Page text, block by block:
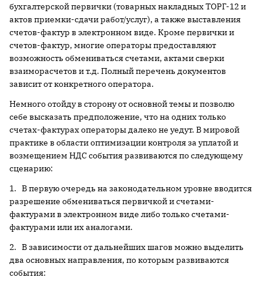
бухгалтерской первички (товарных накладных ТОРГ-12 и
актов приемки-сдачи работ/услуг), а также выставления
счетов-фактур в электронном виде. Кроме первички и
счетов-фактур, многие операторы предоставляют
возможность обмениваться счетами, актами сверки
взаиморасчетов и т.д. Полный перечень документов
зависит от конкретного оператора.
Немного отойду в сторону от основной темы и позволю
себе высказать предположение, что на одних только
счетах-фактурах операторы далеко не уедут. В мировой
практике в области оптимизации контроля за уплатой и
возмещением НДС события развиваются по следующему
сценарию:
1. В первую очередь на законодательном уровне вводится
разрешение обмениваться первичкой и счетами-
фактурами в электронном виде либо только счетами-
фактурами или их аналогами.
2. В зависимости от дальнейших шагов можно выделить
два основных направления, по которым развиваются
события: